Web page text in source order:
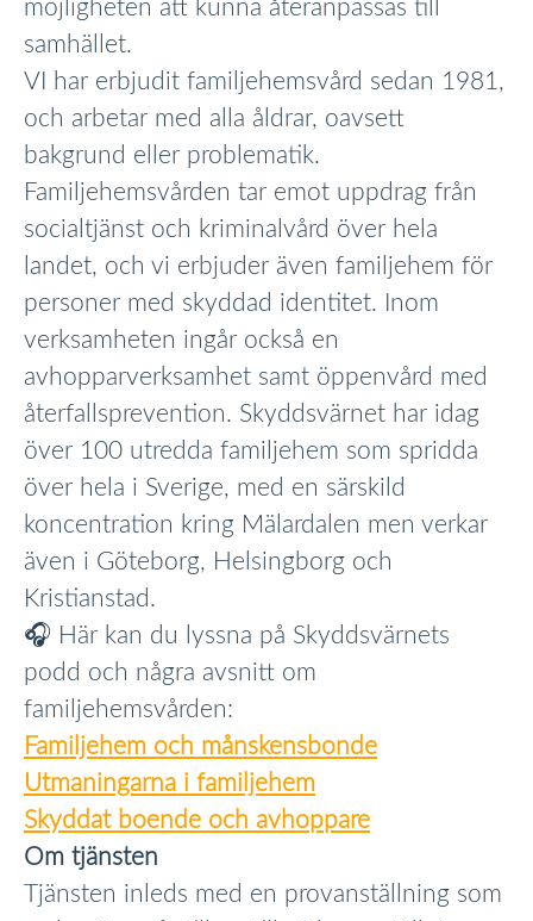
möjligheten att kunna återanpassas till
samhället.
VI har erbjudit familjehemsvård sedan 1981,
och arbetar med alla åldrar, oavsett
bakgrund eller problematik.
Familjehemsvården tar emot uppdrag från
socialtjänst och kriminalvård över hela
landet, och vi erbjuder även familjehem för
personer med skyddad identitet. Inom
verksamheten ingår också en
avhopparverksamhet samt öppenvård med
återfallsprevention. Skyddsvärnet har idag
över 100 utredda familjehem som spridda
över hela i Sverige, med en särskild
koncentration kring Mälardalen men verkar
även i Göteborg, Helsingborg och
Kristianstad.
🎧 Här kan du lyssna på Skyddsvärnets
podd och några avsnitt om
familjehemsvården:
Familjehem och månskensbonde
Utmaningarna i familjehem
Skyddat boende och avhoppare
Om tjänsten
Tjänsten inleds med en provanställning som